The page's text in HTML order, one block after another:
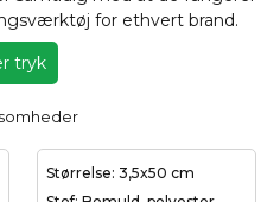
for ethvert brand.
tryk
Størrelse: 3,5x50 cm